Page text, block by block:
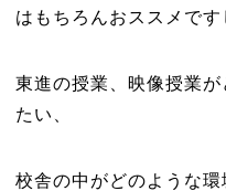
はもちろんおススメです
東進の授業、映像授業
たい、
校舎の中がどのような環